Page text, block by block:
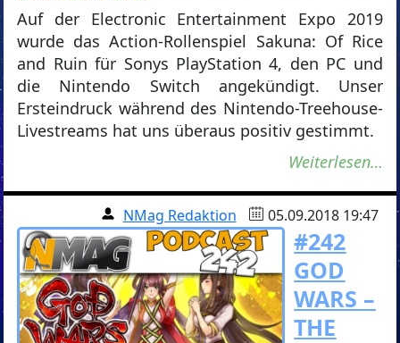
Auf der Electronic Entertainment Expo 2019
wurde das Action-Rollenspiel Sakuna: Of Rice
and Ruin für Sonys PlayStation 4, den PC und
die Nintendo Switch angekündigt. Unser
Ersteindruck während des Nintendo-Treehouse-
Livestreams hat uns überaus positiv gestimmt.
Weiterlesen…
NMag Redaktion 05.09.2018 19:47
#242
GOD
WARS –
THE